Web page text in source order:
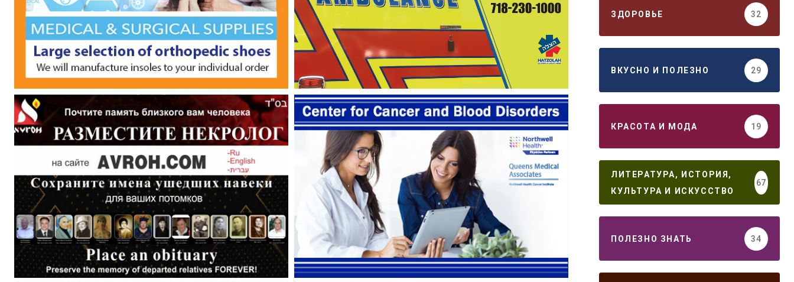
ЗДОРОВЬЕ 32
ВКУСНО И ПОЛЕЗНО 29
КРАСОТА И МОДА 19
ЛИТЕРАТУРА, ИСТОРИЯ,
КУЛЬТУРА И ИСКУССТВО
67
ПОЛЕЗНО ЗНАТЬ 34